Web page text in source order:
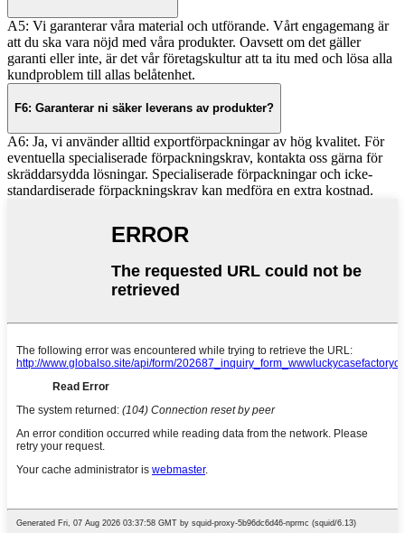
A5: Vi garanterar våra material och utförande. Vårt engagemang är
att du ska vara nöjd med våra produkter. Oavsett om det gäller
garanti eller inte, är det vår företagskultur att ta itu med och lösa alla
kundproblem till allas belåtenhet.
F6: Garanterar ni säker leverans av produkter?
A6: Ja, vi använder alltid exportförpackningar av hög kvalitet. För
eventuella specialiserade förpackningskrav, kontakta oss gärna för
skräddarsydda lösningar. Specialiserade förpackningar och icke-
standardiserade förpackningskrav kan medföra en extra kostnad.